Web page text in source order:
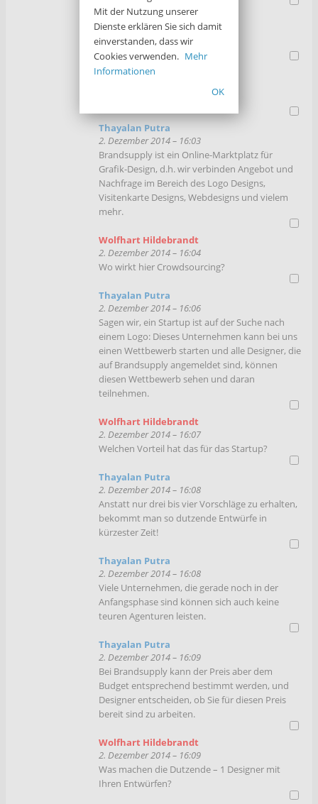
admin
2. Dezember 2014 – 16:02
Bitte immer Fragen stellen.
Wolfhart Hildebrandt
Thayalan Putra
2. Dezember 2014 – 16:03
Brandsupply ist ein Online-Marktplatz für
Grafik-Design, d.h. wir verbinden Angebot und
Nachfrage im Bereich des Logo Designs,
Visitenkarte Designs, Webdesigns und vielem
mehr.
Wolfhart Hildebrandt
2. Dezember 2014 – 16:04
Wo wirkt hier Crowdsourcing?
Thayalan Putra
2. Dezember 2014 – 16:06
Sagen wir, ein Startup ist auf der Suche nach
einem Logo: Dieses Unternehmen kann bei uns
einen Wettbewerb starten und alle Designer, die
auf Brandsupply angemeldet sind, können
diesen Wettbewerb sehen und daran
teilnehmen.
Wolfhart Hildebrandt
2. Dezember 2014 – 16:07
Welchen Vorteil hat das für das Startup?
Thayalan Putra
2. Dezember 2014 – 16:08
Anstatt nur drei bis vier Vorschläge zu erhalten,
bekommt man so dutzende Entwürfe in
kürzester Zeit!
Thayalan Putra
2. Dezember 2014 – 16:08
Viele Unternehmen, die gerade noch in der
Anfangsphase sind können sich auch keine
teuren Agenturen leisten.
Thayalan Putra
2. Dezember 2014 – 16:09
Bei Brandsupply kann der Preis aber dem
Budget entsprechend bestimmt werden, und
Designer entscheiden, ob Sie für diesen Preis
bereit sind zu arbeiten.
Wolfhart Hildebrandt
2. Dezember 2014 – 16:09
Was machen die Dutzende – 1 Designer mit
Ihren Entwürfen?
Mit der Nutzung unserer
Dienste erklären Sie sich damit
einverstanden, dass wir
Cookies verwenden. Mehr
Informationen
OK